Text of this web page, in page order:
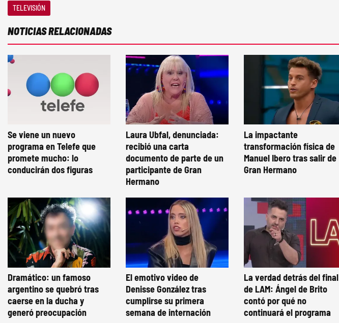
TELEVISIÓN
NOTICIAS RELACIONADAS
Se viene un nuevo
programa en Telefe que
promete mucho: lo
conducirán dos figuras
Laura Ubfal, denunciada:
recibió una carta
documento de parte de un
participante de Gran
Hermano
La impactante
transformación física de
Manuel Ibero tras salir de
Gran Hermano
Dramático: un famoso
argentino se quebró tras
caerse en la ducha y
generó preocupación
El emotivo video de
Denisse González tras
cumplirse su primera
semana de internación
La verdad detrás del final
de LAM: Ángel de Brito
contó por qué no
continuará el programa